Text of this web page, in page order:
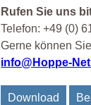
Rufen Sie uns
Telefon: +49 (0)
Gerne können
info@Hoppe-
Download